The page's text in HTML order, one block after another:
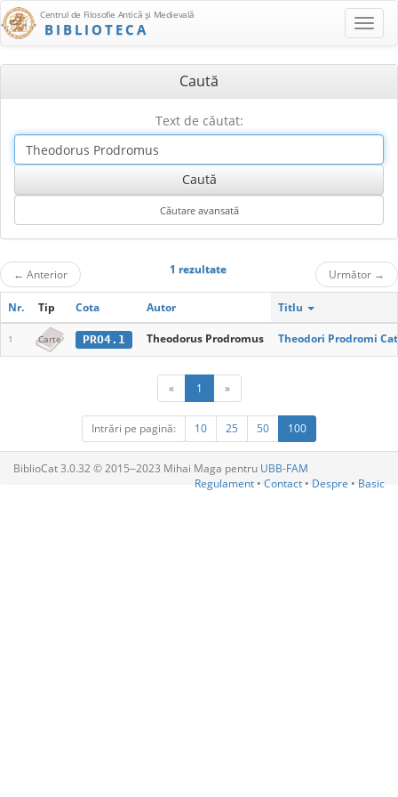
Centrul de Filosofie Antică şi Medievală
BIBLIOTECA
Caută
Text de căutat:
← Anterior 1 rezultate Următor →
Nr. Tip Cota Autor Titlu
1 Carte PRO4.1 Theodorus Prodromus Theodori Prodromi
« 1 »
Intrări pe pagină: 10 25 50 100
BiblioCat 3.0.32 © 2015‒2023 Mihai Maga pentru UBB-FAM
Regulament • Contact • Despre • Basic